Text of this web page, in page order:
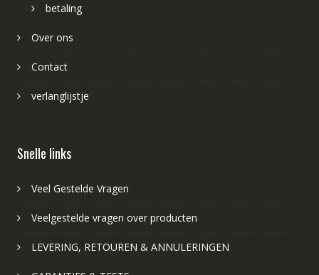
betaling
Over ons
Contact
verlanglijstje
Snelle links
Veel Gestelde Vragen
Veelgestelde vragen over producten
LEVERING, RETOUREN & ANNULERINGEN